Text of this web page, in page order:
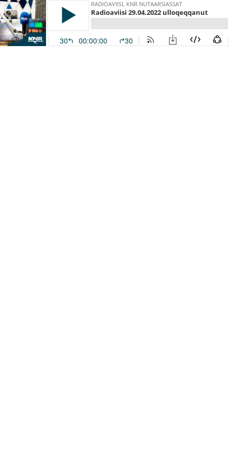
RADIOAVIISI, KNR NUTAARSIASSAT
Radioaviisi 29.04.2022 ulloqeqqanut
30 00:00:00 30